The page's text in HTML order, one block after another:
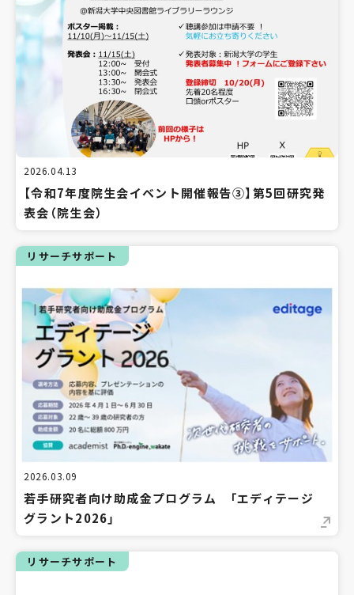
2026.04.13
【令和7年度院生会イベント開催報告③】第5回研究発
表会（院生会）
リサーチサポート
2026.03.09
若手研究者向け助成金プログラム 「エディテージ
グラント2026」
リサーチサポート